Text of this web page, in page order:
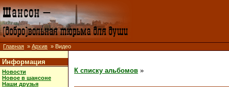
Главная » Архив » Видео
Информация
Новости
Новое в шансоне
Наши друзья
К списку альбомов »